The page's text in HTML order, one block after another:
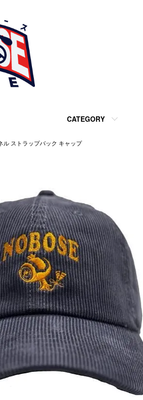
CATEGORY
ル ストラップバック キャップ